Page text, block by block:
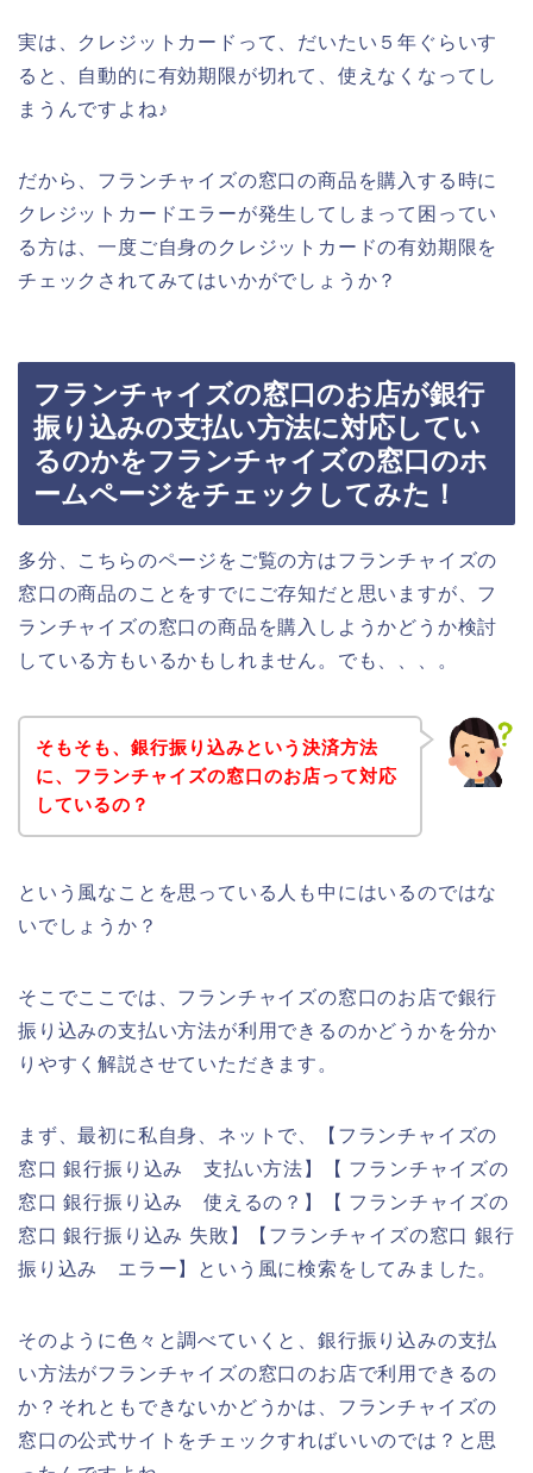
実は、クレジットカードって、だいたい５年ぐらいす
ると、自動的に有効期限が切れて、使えなくなってし
まうんですよね♪
だから、フランチャイズの窓口の商品を購入する時に
クレジットカードエラーが発生してしまって困ってい
る方は、一度ご自身のクレジットカードの有効期限を
チェックされてみてはいかがでしょうか？
フランチャイズの窓口のお店が銀行
振り込みの支払い方法に対応してい
るのかをフランチャイズの窓口のホ
ームページをチェックしてみた！
多分、こちらのページをご覧の方はフランチャイズの
窓口の商品のことをすでにご存知だと思いますが、フ
ランチャイズの窓口の商品を購入しようかどうか検討
している方もいるかもしれません。でも、、、。
そもそも、銀行振り込みという決済方法
に、フランチャイズの窓口のお店って対応
しているの？
という風なことを思っている人も中にはいるのではな
いでしょうか？
そこでここでは、フランチャイズの窓口のお店で銀行
振り込みの支払い方法が利用できるのかどうかを分か
りやすく解説させていただきます。
まず、最初に私自身、ネットで、【フランチャイズの
窓口 銀行振り込み 支払い方法】【 フランチャイズの
窓口 銀行振り込み 使えるの？】【 フランチャイズの
窓口 銀行振り込み 失敗】【フランチャイズの窓口 銀行
振り込み エラー】という風に検索をしてみました。
そのように色々と調べていくと、銀行振り込みの支払
い方法がフランチャイズの窓口のお店で利用できるの
か？それともできないかどうかは、フランチャイズの
窓口の公式サイトをチェックすればいいのでは？と思